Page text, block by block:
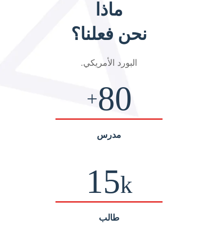
ماذا
نحن فعلنا؟
البورد الأمريكي.
80
+
مدرس
15k
طالب